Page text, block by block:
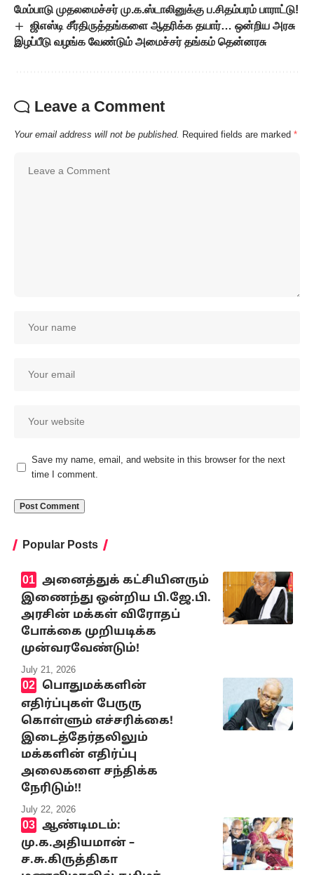
மேம்பாடு முதலமைச்சர் மு.க.ஸ்டாலினுக்கு ப.சிதம்பரம் பாராட்டு!
ஜிஎஸ்டி சீர்திருத்தங்களை ஆதரிக்க தயார்… ஒன்றிய அரசு
இழப்பீடு வழங்க வேண்டும் அமைச்சர் தங்கம் தென்னரசு
Leave a Comment
Your email address will not be published. Required fields are marked *
Save my name, email, and website in this browser for the next
time I comment.
Popular Posts
அனைத்துக் கட்சியினரும்
இணைந்து ஒன்றிய பி.ஜே.பி.
அரசின் மக்கள் விரோதப்
போக்கை முறியடிக்க
முன்வரவேண்டும்!
July 21, 2026
பொதுமக்களின்
எதிர்ப்புகள் பேருரு
கொள்ளும் எச்சரிக்கை!
இடைத்தேர்தலிலும்
மக்களின் எதிர்ப்பு
அலைகளை சந்திக்க
நேரிடும்!!
July 22, 2026
ஆண்டிமடம்:
மு.க.அதியமான் –
ச.சு.கிருத்திகா